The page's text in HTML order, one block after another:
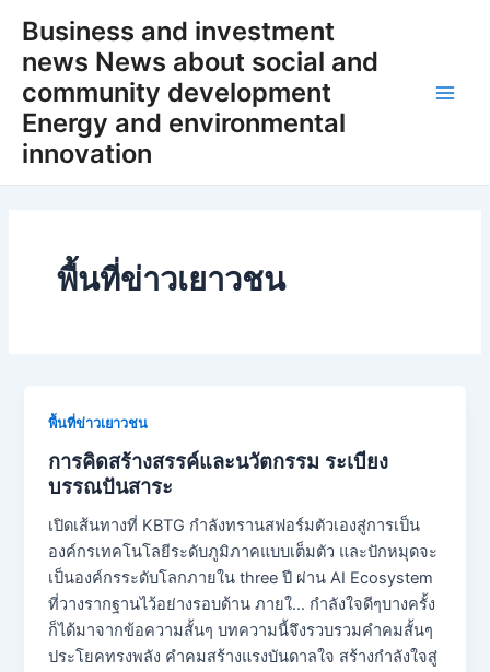
content
Business and investment
news News about social and
community development
Energy and environmental
innovation
พื้นที่ข่าวเยาวชน
พื้นที่ข่าวเยาวชน
การคิดสร้างสรรค์และนวัตกรรม ระเบียง
บรรณปันสาระ
เปิดเส้นทางที่ KBTG กำลังทรานสฟอร์มตัวเองสู่การเป็น
องค์กรเทคโนโลยีระดับภูมิภาคแบบเต็มตัว และปักหมุดจะ
เป็นองค์กรระดับโลกภายใน three ปี ผ่าน AI Ecosystem
ที่วางรากฐานไว้อย่างรอบด้าน ภายใ… กำลังใจดีๆบางครั้ง
ก็ได้มาจากข้อความสั้นๆ บทความนี้จึงรวบรวมคำคมสั้นๆ
ประโยคทรงพลัง คําคมสร้างแรงบันดาลใจ สร้างกำลังใจสู่